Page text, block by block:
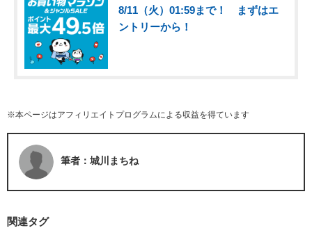
8/11（火）01:59まで！ まずはエ
ントリーから！
※本ページはアフィリエイトプログラムによる収益を得ています
筆者：城川まちね
関連タグ